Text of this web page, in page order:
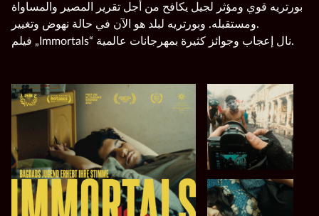
بورتريه قوي ومؤثر لجيل يكافح من أجل تقرير المصير والمساواة
ومستقبله. وبورتريه لبلد هو الآن في حالة نهوض وتغيير.
فيلم „Immortals“ نال إعجاب وجوائز كثيرة بمهرجانات عالمية.